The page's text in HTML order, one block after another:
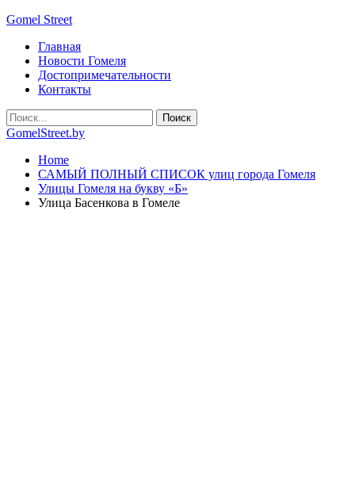
Gomel Street
Главная
Новости Гомеля
Достопримечательности
Контакты
GomelStreet.by
Home
САМЫЙ ПОЛНЫЙ СПИСОК улиц города Гомеля
Улицы Гомеля на букву «Б»
Улица Басенкова в Гомеле